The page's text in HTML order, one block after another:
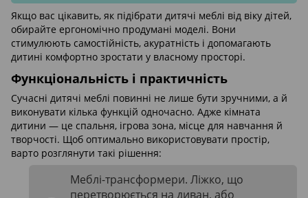
Якщо вас цікавить, як підібрати дитячі меблі від віку дітей,
обирайте ергономічно продумані моделі. Вони
стимулюють самостійність, акуратність і допомагають
дитині комфортно зростати у власному просторі.
Функціональність і практичність
Сучасні дитячі меблі повинні не лише бути зручними, а й
виконувати кілька функцій одночасно. Адже кімната
дитини — це спальня, ігрова зона, місце для навчання й
творчості. Щоб оптимально використовувати простір,
варто розглянути такі рішення:
Меблі-трансформери. Ліжко, що
перетворюється на диван, або